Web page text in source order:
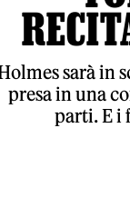
sarà in
presa in una
parti. E i